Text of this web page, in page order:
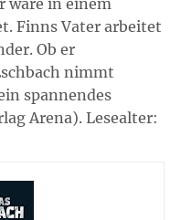
wäre in einem
Finns Vater arbeitet
Ob er
nimmt
spannendes
Arena). Lesealter: